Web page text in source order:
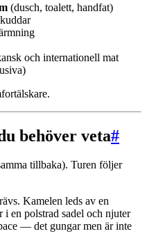
(dusch, toalett, handfat)
och internationell mat
behöver veta#
tillbaka). Turen följer
Kamelen leds av en
i en polstrad sadel och njuter
— det gungar men är inte